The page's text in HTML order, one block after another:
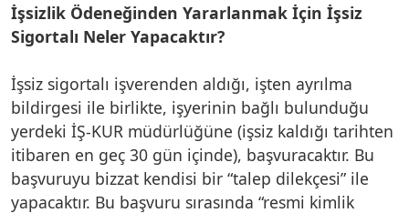
İşsizlik Ödeneğinden Yararlanmak İçin İşsiz
Sigortalı Neler Yapacaktır?
İşsiz sigortalı işverenden aldığı, işten ayrılma
bildirgesi ile birlikte, işyerinin bağlı bulunduğu
yerdeki İŞ-KUR müdürlüğüne (işsiz kaldığı tarihten
itibaren en geç 30 gün içinde), başvuracaktır. Bu
başvuruyu bizzat kendisi bir “talep dilekçesi” ile
yapacaktır. Bu başvuru sırasında “resmi kimlik